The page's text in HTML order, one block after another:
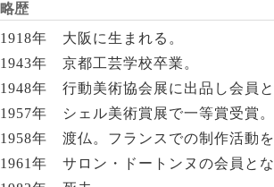
略歴
1918年 大阪に生まれる。
1943年 京都工芸学校卒業。
1948年 行動美術協会展に出品し会員と
1957年 シェル美術賞展で一等賞受賞。
1958年 渡仏。フランスでの制作活動を
1961年 サロン・ドートンヌの会員とな